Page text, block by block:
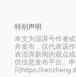
特别声明
本文为澎湃号作者
并发布，仅代表该
表澎湃新闻的观点
供信息发布平台。
问https://